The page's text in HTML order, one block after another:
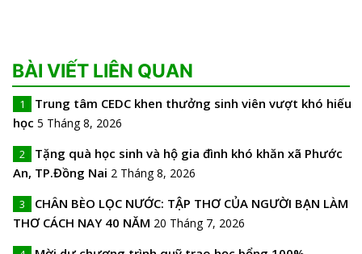
BÀI VIẾT LIÊN QUAN
1
Trung tâm CEDC khen thưởng sinh viên vượt khó hiếu
học 5 Tháng 8, 2026
2
Tặng quà học sinh và hộ gia đình khó khăn xã Phước
An, TP.Đồng Nai 2 Tháng 8, 2026
3
CHÂN BÈO LỌC NƯỚC: TẬP THƠ CỦA NGƯỜI BẠN LÀM
THƠ CÁCH NAY 40 NĂM 20 Tháng 7, 2026